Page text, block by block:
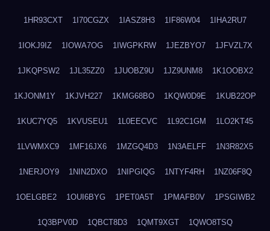
1HR93CXT 1I70CGZX 1IASZ8H3 1IF86W04 1IHA2RU7
1IOKJ9IZ 1IOWA7OG 1IWGPKRW 1JEZBYO7 1JFVZL7X
1JKQPSW2 1JL35ZZ0 1JUOBZ9U 1JZ9UNM8 1K1OOBX2
1KJONM1Y 1KJVH227 1KMG68BO 1KQW0D9E 1KUB22OP
1KUC7YQ5 1KVUSEU1 1L0EECVC 1L92C1GM 1LO2KT45
1LVWMXC9 1MF16JX6 1MZGQ4D3 1N3AELFF 1N3R82X5
1NERJOY9 1NIN2DXO 1NIPGIQG 1NTYF4RH 1NZ06F8Q
1OELGBE2 1OUI6BYG 1PET0A5T 1PMAFB0V 1PSGIWB2
1Q3BPV0D 1QBCT8D3 1QMT9XGT 1QWO8TSQ